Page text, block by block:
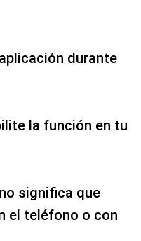
durante
la función en tu
significa que
el teléfono o con